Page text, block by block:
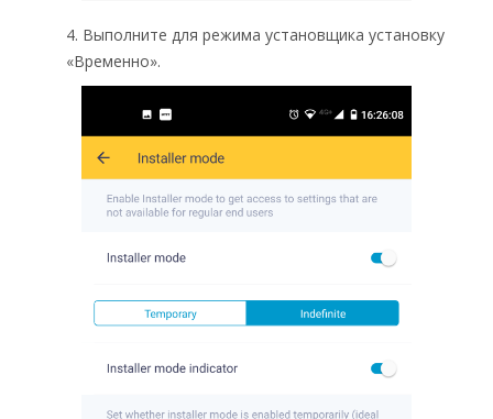
4. Выполните для режима установщика установку
«Временно».